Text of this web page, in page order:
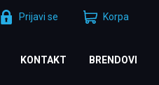
Prijavi se Korpa
KONTAKT BRENDOVI